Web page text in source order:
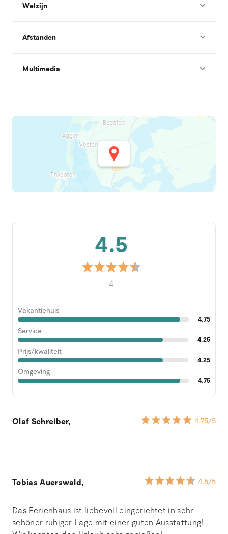
Welzijn
Afstanden
Multimedia
4.5
4
Vakantiehuis
4.75
Service
4.25
Prijs/kwaliteit
4.25
Omgeving
4.75
Olaf Schreiber, 4.75/5
Tobias Auerswald, 4.5/5
Das Ferienhaus ist liebevoll eingerichtet in sehr
schöner ruhiger Lage mit einer guten Ausstattung!